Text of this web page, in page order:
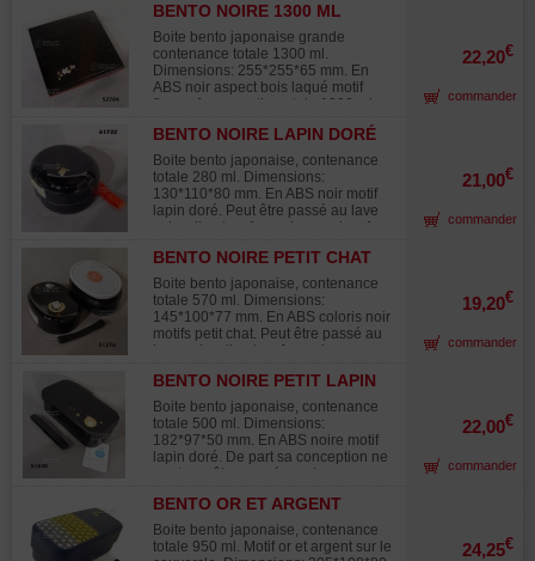
micro ondes.1 compartiment de 470
ml. avec son couvercle intérieur et 1
compartiment de 420 ml. Elastique
de maintien fourni.
BENTO NOIRE 1300 ML
527841
Boite bento japonaise grande
contenance totale 1300 ml.
Dimensions: 255*255*65 mm. En
ABS noir aspect bois laqué motif
fleurs. 1 compartiment de 1300 ml.
part sa conception ne peut pas être
passée au lave vaisselle ni au four
micro ondes. Bento type familiale
22,20€
commander
BENTO NOIRE LAPIN DORÉ
61732-0
Boite bento japonaise, contenance
totale 280 ml. Dimensions:
130*110*80 mm. En ABS noir motif
lapin doré. Peut être passé au lave
vaisselle et au four micro ondes. 1
couvercle étanche intérieur.
Elastique de maintien fourni.
21,00€
commander
BENTO NOIRE PETIT CHAT
51276-2
Boite bento japonaise, contenance
totale 570 ml. Dimensions:
145*100*77 mm. En ABS coloris noir
motifs petit chat. Peut être passé au
lave vaisselle et au four micro
avec son couvercle étanche intérieur
et 1 compartiment de 320 ml.
Elastique de maintien fourni.
19,20€
commander
BENTO NOIRE PETIT LAPIN
51838-2
Boite bento japonaise, contenance
totale 500 ml. Dimensions:
182*97*50 mm. En ABS noire motif
lapin doré. De part sa conception ne
peut pas être passée au lave
compartiment de 500 ml. avec son
couvercle intérieur. Possède
également un petit plateau intérieur
de séparation des aliments
22,00€
commander
BENTO OR ET ARGENT
50428-6
Boite bento japonaise, contenance
totale 950 ml. Motif or et argent sur le
24,25€